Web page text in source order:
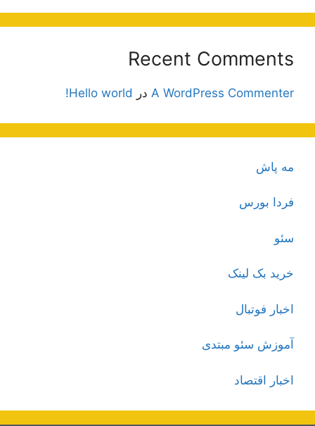
Recent Comments
A WordPress Commenter در Hello world!
مه پاش
فردا بورس
سئو
خرید بک لینک
اخبار فوتبال
آموزش سئو مبتدی
اخبار اقتصاد